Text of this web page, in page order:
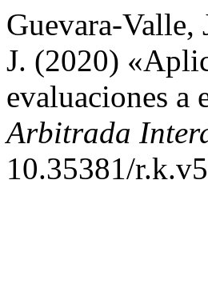
Guevara-Valle,
J. (2020)
evaluaciones a
Arbitrada
10.35381/